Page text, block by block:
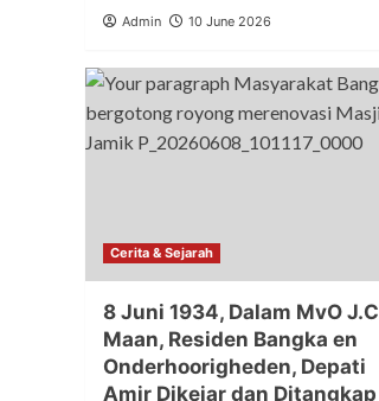
Admin 10 June 2026
Cerita & Sejarah
8 Juni 1934, Dalam MvO J.C
Maan, Residen Bangka en
Onderhoorigheden, Depati
Amir Dikejar dan Ditangkap